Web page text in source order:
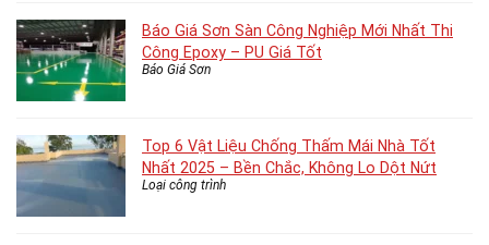
Báo Giá Sơn Sàn Công Nghiệp Mới Nhất Thi
Công Epoxy – PU Giá Tốt
Báo Giá Sơn
Top 6 Vật Liệu Chống Thấm Mái Nhà Tốt
Nhất 2025 – Bền Chắc, Không Lo Dột Nứt
Loại công trình